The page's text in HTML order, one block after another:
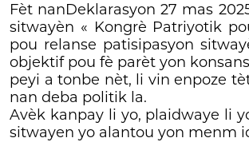
Fèt nanDeklarasyon 27 mas
sitwayèn « Kongrè Patriyotik
pou relanse patisipasyon
objektif pou fè parèt yon
peyi a tonbe nèt, li vin enpoze
nan deba politik la.
Avèk kanpay li yo, plaidwaye li
sitwayen yo alantou yon menm